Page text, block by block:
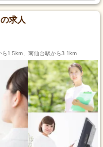
求人
1.5km、南仙台駅から3.1km